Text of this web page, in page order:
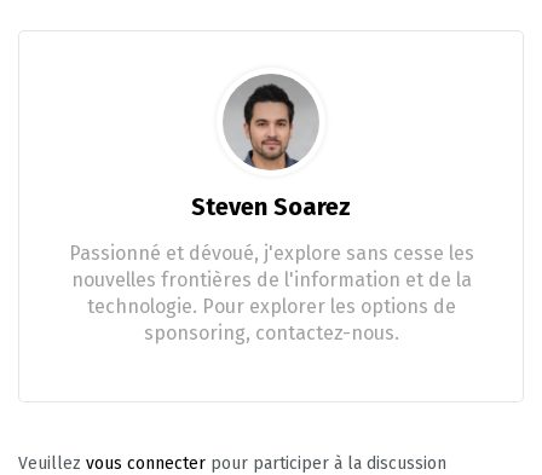
Steven Soarez
Passionné et dévoué, j'explore sans cesse les
nouvelles frontières de l'information et de la
technologie. Pour explorer les options de
sponsoring, contactez-nous.
Veuillez vous connecter pour participer à la discussion